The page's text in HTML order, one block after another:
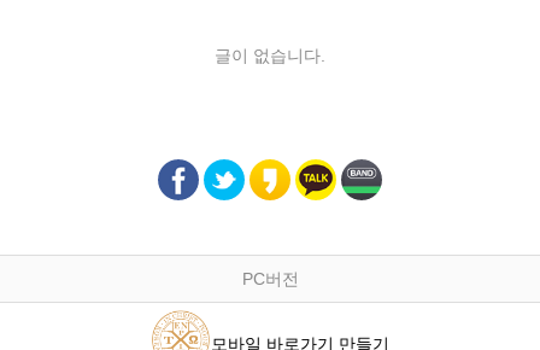
글이 없습니다.
PC버전
모바일 바로가기 만들기